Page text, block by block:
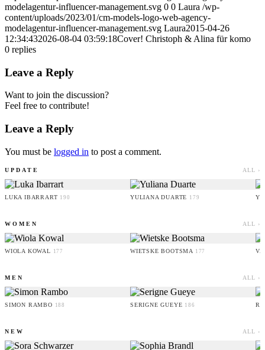
modelagentur-influencer-management.svg 0 0 Laura /wp-
content/uploads/2023/01/cm-models-logo-web-agency-
modelagentur-influencer-management.svg Laura2015-04-26
12:34:432026-08-04 03:59:18Cover! Christoph & Alina für komo
0 replies
Leave a Reply
Want to join the discussion?
Feel free to contribute!
Leave a Reply
You must be logged in to post a comment.
UPDATE ALL ›
LUKA IBARRART 190 YULIANA DUARTE 179
WOMEN ALL ›
WIOLA KOWAL 177 WIETSKE BOOTSMA 177
MEN ALL ›
SIMON RAMBO 188 SERIGNE GUEYE 186
NEW ALL ›